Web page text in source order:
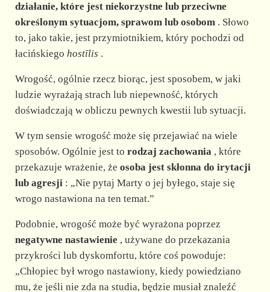
d
o
działanie, które jest niekorzystne lub przeciwne
określonym sytuacjom, sprawom lub osobom. Słowo
to, jako takie, jest przymiotnikiem, który pochodzi od
łacińskiego hostīlis .
Wrogość, ogólnie rzecz biorąc, jest sposobem, w jaki
ludzie wyrażają strach lub niepewność, których
doświadczają w obliczu pewnych kwestii lub sytuacji.
W tym sensie wrogość może się przejawiać na wiele
sposobów. Ogólnie jest to rodzaj zachowania, które
przekazuje wrażenie, że osoba jest skłonna do irytacji
lub agresji: „Nie pytaj Marty o jej byłego, staje się
wrogo nastawiona na ten temat.”
Podobnie, wrogość może być wyrażona poprzez
negatywne nastawienie , używane do przekazania
przykrości lub dyskomfortu, które coś powoduje:
„Chłopiec był wrogo nastawiony, kiedy powiedziano
mu, że jeśli nie zda na studia, będzie musiał znaleźć